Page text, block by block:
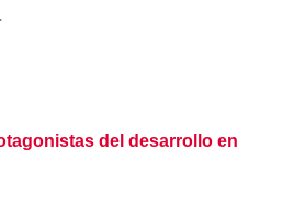
del desarrollo en